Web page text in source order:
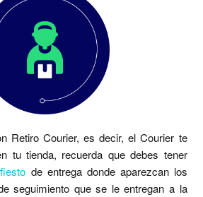
seguir agregando envíos a mi
etiquetas y preparar mis retiros
punto de retiro
Retiro Courier, es decir, el Courier te
tu tienda, recuerda que debes tener
de entrega donde aparezcan los
seguimiento que se le entregan a la